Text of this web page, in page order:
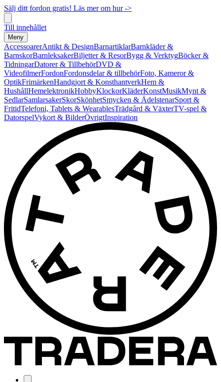
Sälj ditt fordon gratis! Läs mer om hur ->
Till innehållet
Meny
AccessoarerAntikt & DesignBarnartiklarBarnkläder &
BarnskorBarnleksakerBiljetter & ResorBygg & VerktygBöcker &
TidningarDatorer & TillbehörDVD &
VideofilmerFordonFordonsdelar & tillbehörFoto, Kameror &
OptikFrimärkenHandgjort & KonsthantverkHem &
HushållHemelektronikHobbyKlockorKläderKonstMusikMynt &
SedlarSamlarsakerSkorSkönhetSmycken & ÄdelstenarSport &
FritidTelefoni, Tablets & WearablesTrädgård & VäxterTV-spel &
DatorspelVykort & BilderÖvrigtInspiration